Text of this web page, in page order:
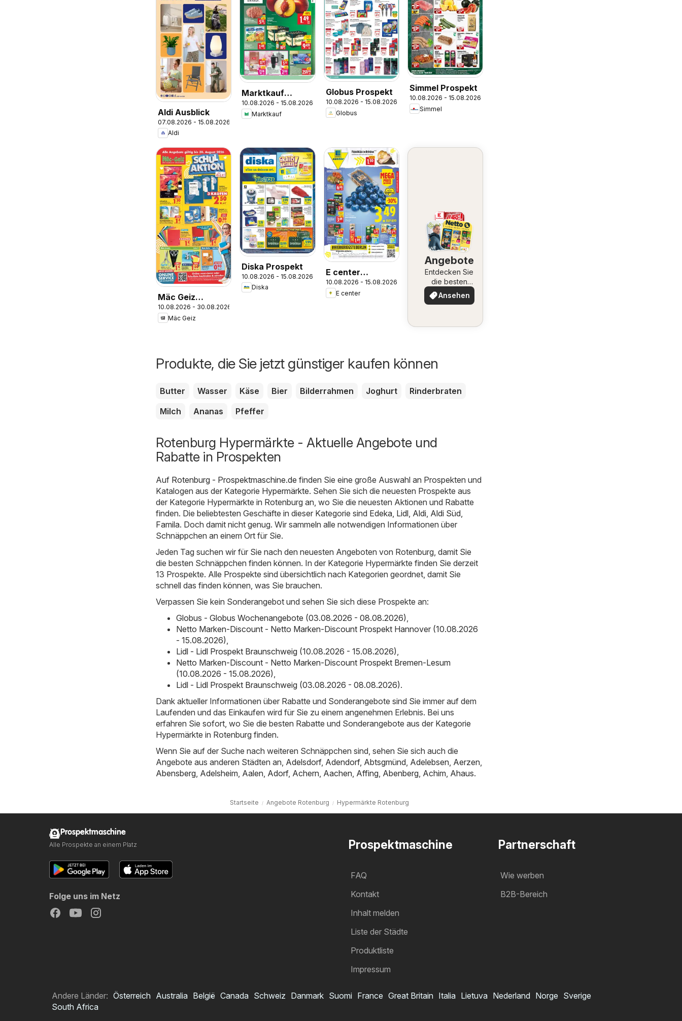
Aldi Ausblick
07.08.2026 - 15.08.2026
Aldi
Marktkauf
Prospekt
10.08.2026 - 15.08.2026
Marktkauf
Globus Prospekt
10.08.2026 - 15.08.2026
Globus
Simmel Prospekt
10.08.2026 - 15.08.2026
Simmel
Mäc Geiz
Schulaktion
10.08.2026 - 30.08.2026
Mäc Geiz
Diska Prospekt
10.08.2026 - 15.08.2026
Diska
E center
Prospekt
10.08.2026 - 15.08.2026
E center
Angebote
Entdecken Sie
die besten
Angebote
Ansehen
Produkte, die Sie jetzt günstiger kaufen können
Butter Wasser Käse Bier Bilderrahmen Joghurt
Rinderbraten
Milch
Ananas Pfeffer
Rotenburg Hypermärkte - Aktuelle Angebote und
Rabatte in Prospekten
Auf Rotenburg - Prospektmaschine.de finden Sie eine große Auswahl an Prospekten und
Katalogen aus der Kategorie Hypermärkte. Sehen Sie sich die neuesten Prospekte aus
der Kategorie Hypermärkte in Rotenburg an, wo Sie die neuesten Aktionen und Rabatte
finden. Die beliebtesten Geschäfte in dieser Kategorie sind Edeka, Lidl, Aldi, Aldi Süd,
Famila. Doch damit nicht genug. Wir sammeln alle notwendigen Informationen über
Schnäppchen an einem Ort für Sie.
Jeden Tag suchen wir für Sie nach den neuesten Angeboten von Rotenburg, damit Sie
die besten Schnäppchen finden können. In der Kategorie Hypermärkte finden Sie derzeit
13 Prospekte. Alle Prospekte sind übersichtlich nach Kategorien geordnet, damit Sie
schnell das finden können, was Sie brauchen.
Verpassen Sie kein Sonderangebot und sehen Sie sich diese Prospekte an:
Globus - Globus Wochenangebote (03.08.2026 - 08.08.2026),
Netto Marken-Discount - Netto Marken-Discount Prospekt Hannover (10.08.2026
- 15.08.2026),
Lidl - Lidl Prospekt Braunschweig (10.08.2026 - 15.08.2026),
Netto Marken-Discount - Netto Marken-Discount Prospekt Bremen-Lesum
(10.08.2026 - 15.08.2026),
Lidl - Lidl Prospekt Braunschweig (03.08.2026 - 08.08.2026).
Dank aktueller Informationen über Rabatte und Sonderangebote sind Sie immer auf dem
Laufenden und das Einkaufen wird für Sie zu einem angenehmen Erlebnis. Bei uns
erfahren Sie sofort, wo Sie die besten Rabatte und Sonderangebote aus der Kategorie
Hypermärkte in Rotenburg finden.
Wenn Sie auf der Suche nach weiteren Schnäppchen sind, sehen Sie sich auch die
Angebote aus anderen Städten an, Adelsdorf, Adendorf, Abtsgmünd, Adelebsen, Aerzen,
Abensberg, Adelsheim, Aalen, Adorf, Achern, Aachen, Affing, Abenberg, Achim, Ahaus.
Startseite Angebote Rotenburg Hypermärkte Rotenburg
Prospektmaschine
FAQ
Kontakt
Inhalt melden
Liste der Städte
Produktliste
Impressum
Partnerschaft
Wie werben
B2B-Bereich
Prospektmaschine
Alle Prospekte an einem Platz
Folge uns im Netz
Andere Länder: Österreich Australia België Canada Schweiz Danmark Suomi France Great Britain Italia Lietuva Nederland Norge Sverige
South Africa